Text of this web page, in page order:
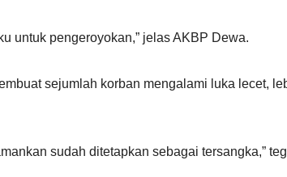
untuk pengeroyokan,” jelas AKBP Dewa.
sejumlah korban mengalami luka lecet,
sudah ditetapkan sebagai tersangka,”